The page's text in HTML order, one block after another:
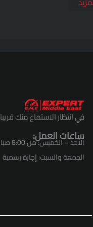
في انتظار الاستماع منك قريبا
ساعات العمل:
الأحد – الخميس: من 8:00 صباحًا إلى 5:30مساءً
الجمعة والسبت: إجازة رسمية